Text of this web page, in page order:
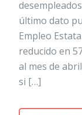
último dato
Empleo
reducido en
al mes de
si […]